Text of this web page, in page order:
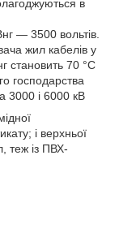
в
— 3500 вольтів.
жил кабелів у
становить 70 °C
господарства
3000 і 6000 кВ
і верхньої
теж із ПВХ-